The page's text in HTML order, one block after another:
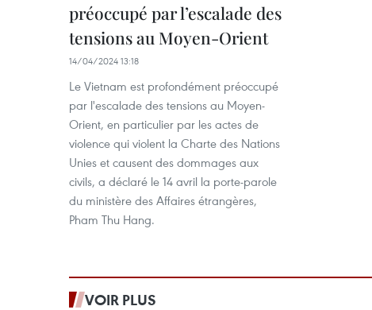
préoccupé par l’escalade des
tensions au Moyen-Orient
14/04/2024 13:18
Le Vietnam est profondément préoccupé
par l'escalade des tensions au Moyen-
Orient, en particulier par les actes de
violence qui violent la Charte des Nations
Unies et causent des dommages aux
civils, a déclaré le 14 avril la porte-parole
du ministère des Affaires étrangères,
Pham Thu Hang.
VOIR PLUS